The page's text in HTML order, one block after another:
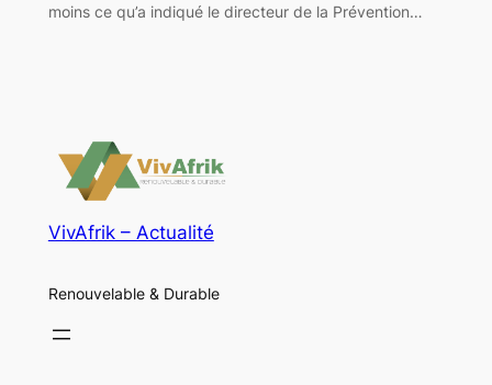
moins ce qu’a indiqué le directeur de la Prévention…
VivAfrik – Actualité
Renouvelable & Durable